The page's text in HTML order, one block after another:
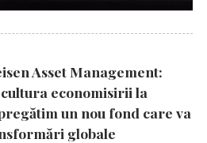
Asset Management:
economisirii la
un nou fond care va
globale